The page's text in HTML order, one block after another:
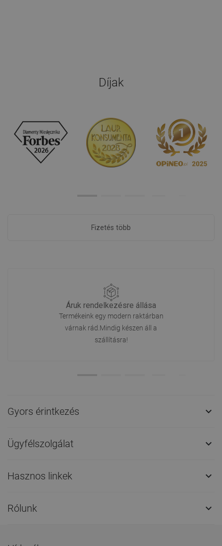
Díjak
Fizetés több
Áruk rendelkezésre állása
Termékeink egy modern raktárban
várnak rád.Mindig készen áll a
szállításra!
Gyors érintkezés 
Ügyfélszolgálat 
Hasznos linkek 
Rólunk 